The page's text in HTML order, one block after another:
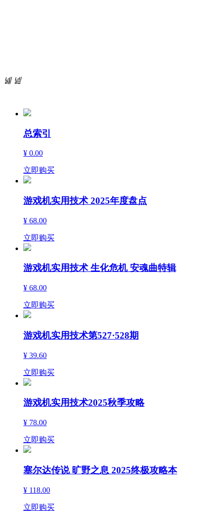
넳 넲
总索引
¥ 0.00
立即购买
游戏机实用技术 2025年度盘点
¥ 68.00
立即购买
游戏机实用技术 生化危机 安魂曲特辑
¥ 68.00
立即购买
游戏机实用技术第527·528期
¥ 39.60
立即购买
游戏机实用技术2025秋季攻略
¥ 78.00
立即购买
塞尔达传说 旷野之息 2025终极攻略本
¥ 118.00
立即购买